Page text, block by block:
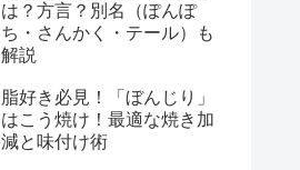
は？方言？別名（ぽんぽ
ち・さんかく・テール）も
解説
脂好き必見！「ぼんじり」
はこう焼け！最適な焼き加
減と味付け術